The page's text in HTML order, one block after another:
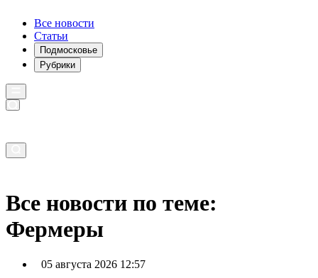
Все новости
Статьи
Подмосковье
Рубрики
Все новости по теме:
Фермеры
05 августа 2026 12:57